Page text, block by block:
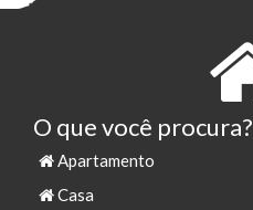
O que você procura?
Apartamento
Casa